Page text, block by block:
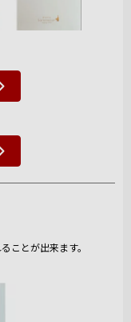
ことが出来ます。